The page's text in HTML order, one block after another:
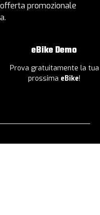
promozionale
eBike Demo
Prova gratuitamente la tua
prossima eBike!